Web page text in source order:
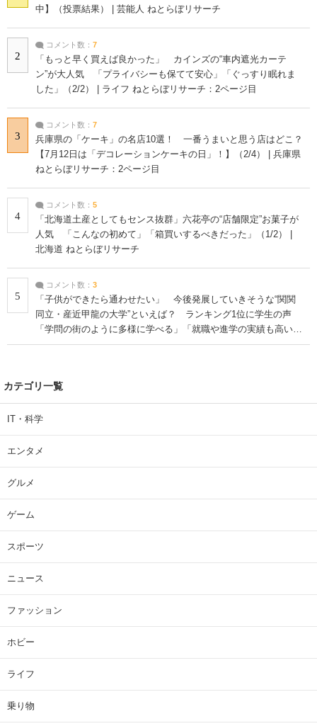
中】（投票結果） | 芸能人 ねとらぼリサーチ
2
コメント数： 7
「もっと早く買えば良かった」 カインズの“車内遮光カーテ
ン”が大人気 「プライバシーも保てて安心」「ぐっすり眠れま
した」（2/2） | ライフ ねとらぼリサーチ：2ページ目
3
コメント数： 7
兵庫県の「ケーキ」の名店10選！ 一番うまいと思う店はどこ？
【7月12日は「デコレーションケーキの日」！】（2/4） | 兵庫県
ねとらぼリサーチ：2ページ目
4
コメント数： 5
「北海道土産としてもセンス抜群」六花亭の“店舗限定”お菓子が
人気 「こんなの初めて」「箱買いするべきだった」（1/2） |
北海道 ねとらぼリサーチ
5
コメント数： 3
「子供ができたら通わせたい」 今後発展していきそうな“関関
同立・産近甲龍の大学”といえば？ ランキング1位に学生の声
「学問の街のように多様に学べる」「就職や進学の実績も高い」
| 大学 ねとらぼリサーチ
カテゴリ一覧
IT・科学
エンタメ
グルメ
ゲーム
スポーツ
ニュース
ファッション
ホビー
ライフ
乗り物